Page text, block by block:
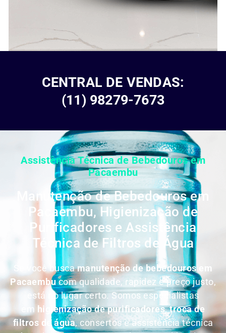
CENTRAL DE VENDAS:
(11) 98279-7673
Assistência Técnica de Bebedouros em
Pacaembu
Manutenção de Bebedouros em
Pacaembu, Higienização de
Purificadores e Assistência
Técnica de Filtros de Água
Se você buscamanutenção de bebedouros em
Pacaembucom qualidade, rapidez e preço justo,
está no lugar certo. Somos especialistas
em higienização de purificadores,troca de
filtros de água, consertos e assistência técnica